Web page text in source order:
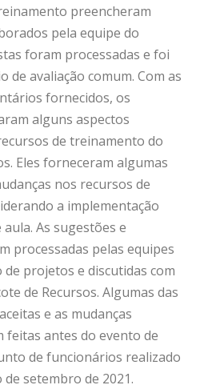
preencheram
pela equipe do
foram processadas e foi
de avaliação comum. Com as
fornecidos, os
alguns aspectos
de treinamento do
Eles forneceram algumas
nos recursos de
a implementação
As sugestões e
processadas pelas equipes
projetos e discutidas com
de Recursos. Algumas das
e as mudanças
feitas antes do evento de
de funcionários realizado
setembro de 2021.